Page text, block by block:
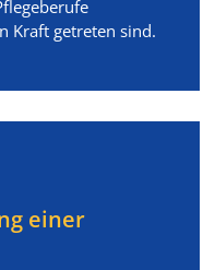
Kraft getreten sind.
einer